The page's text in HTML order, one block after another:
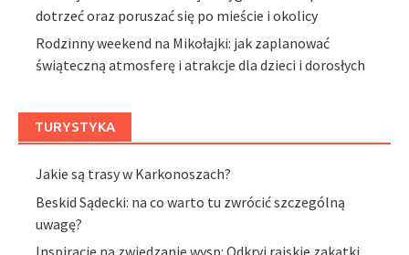
dotrzeć oraz poruszać się po mieście i okolicy
Rodzinny weekend na Mikołajki: jak zaplanować
świąteczną atmosferę i atrakcje dla dzieci i dorosłych
TURYSTYKA
Jakie są trasy w Karkonoszach?
Beskid Sądecki: na co warto tu zwrócić szczególną
uwagę?